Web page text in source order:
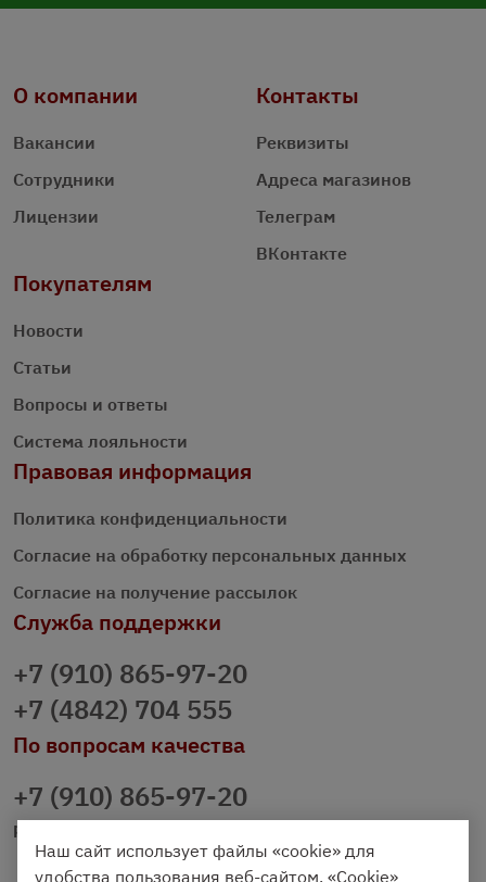
О компании
Вакансии
Сотрудники
Лицензии
Контакты
Реквизиты
Адреса магазинов
Телеграм
ВКонтакте
Покупателям
Новости
Статьи
Вопросы и ответы
Система лояльности
Правовая информация
Политика конфиденциальности
Согласие на обработку персональных данных
Согласие на получение рассылок
Служба поддержки
+7 (910) 865-97-20
+7 (4842) 704 555
По вопросам качества
+7 (910) 865-97-20
prazdnichniy40@palmi.ru
Наш сайт использует файлы «cookie» для
удобства пользования веб-сайтом. «Cookie»